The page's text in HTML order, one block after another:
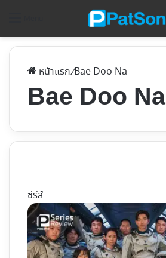
หน้าแรก/Bae Doo Na
Bae Doo Na
ซีรีส์